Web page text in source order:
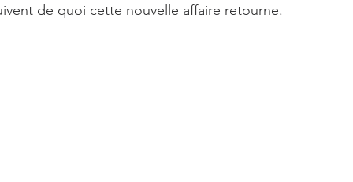
de quoi cette nouvelle affaire retourne.